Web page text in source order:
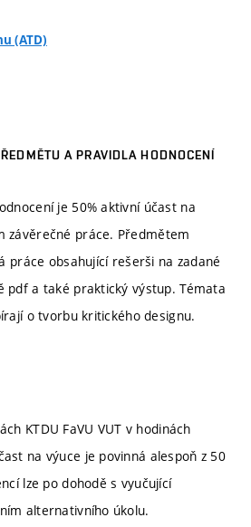
(ATD)
A PRAVIDLA HODNOCENÍ
je 50% aktivní účast na
závěrečné práce. Předmětem
práce obsahující rešerši na zadané
pdf a také praktický výstup. Témata
o tvorbu kritického designu.
KTDU FaVU VUT v hodinách
na výuce je povinná alespoň z 50
lze po dohodě s vyučující
alternativního úkolu.